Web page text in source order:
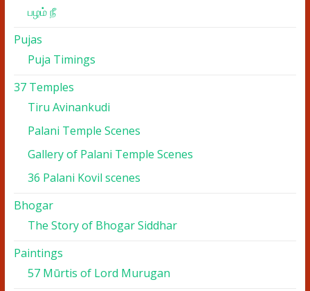
பழம் நீ
Pujas
Puja Timings
37 Temples
Tiru Avinankudi
Palani Temple Scenes
Gallery of Palani Temple Scenes
36 Palani Kovil scenes
Bhogar
The Story of Bhogar Siddhar
Paintings
57 Mūrtis of Lord Murugan